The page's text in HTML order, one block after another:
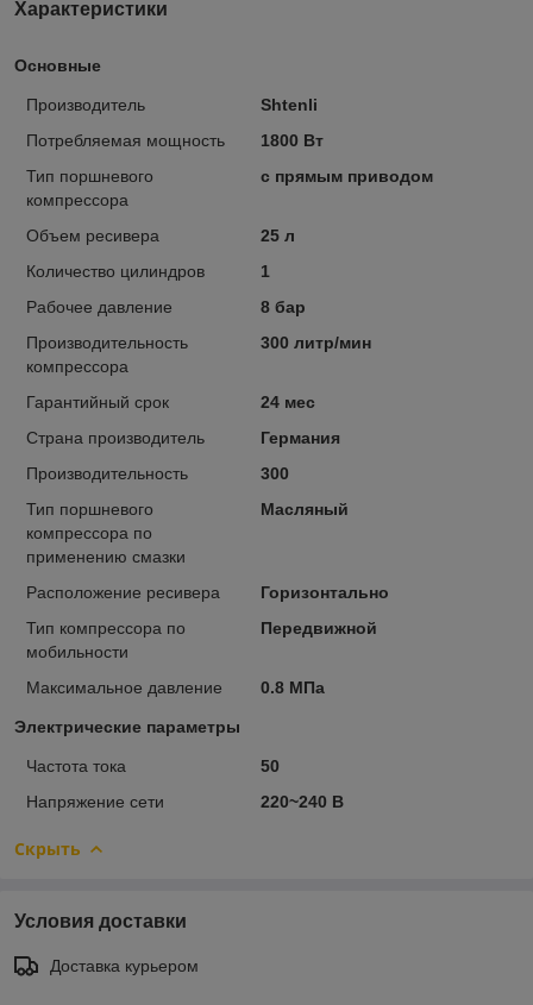
Характеристики
Основные
Производитель
Shtenli
Потребляемая мощность
1800 Вт
Тип поршневого
компрессора
с прямым приводом
Объем ресивера
25 л
Количество цилиндров
1
Рабочее давление
8 бар
Производительность
компрессора
300 литр/мин
Гарантийный срок
24 мес
Страна производитель
Германия
Производительность
300
Тип поршневого
компрессора по
применению смазки
Масляный
Расположение ресивера
Горизонтально
Тип компрессора по
мобильности
Передвижной
Максимальное давление 0.8 МПа
Электрические параметры
Частота тока
50
Напряжение сети
220~240 В
Скрыть
Условия доставки
Доставка курьером